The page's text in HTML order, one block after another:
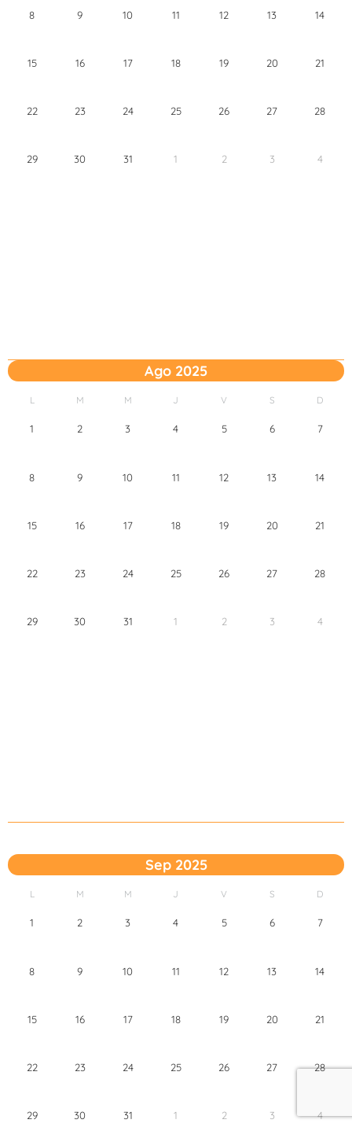
8 9 10 11 12 13 14
15 16 17 18 19 20 21
22 23 24 25 26 27 28
29 30 31 1 2 3 4
Ago 2025
L M M J V S D
1 2 3 4 5 6 7
8 9 10 11 12 13 14
15 16 17 18 19 20 21
22 23 24 25 26 27 28
29 30 31 1 2 3 4
Sep 2025
L M M J V S D
1 2 3 4 5 6 7
8 9 10 11 12 13 14
15 16 17 18 19 20 21
22 23 24 25 26 27 28
29 30 31 1 2 3 4